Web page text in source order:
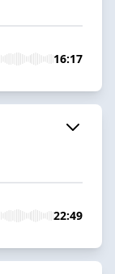
16:17
22:49